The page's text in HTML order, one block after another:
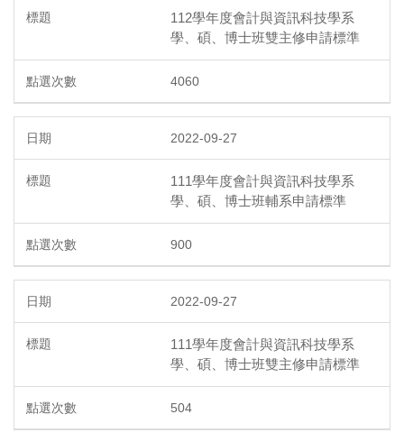
112學年度會計與資訊科技學系
學、碩、博士班雙主修申請標準
4060
2022-09-27
111學年度會計與資訊科技學系
學、碩、博士班輔系申請標準
900
2022-09-27
111學年度會計與資訊科技學系
學、碩、博士班雙主修申請標準
504